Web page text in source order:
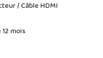
/ Câble HDMI
mois